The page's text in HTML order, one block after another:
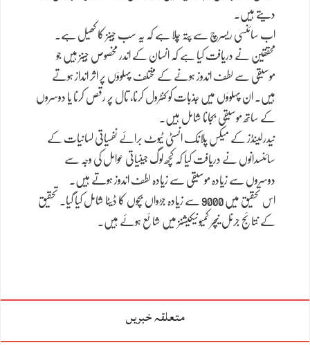
دیتے ہیں۔
اب سائنسی ریسرچ سے پتہ چلا ہے کہ یہ سب جینز کا کھیل ہے۔
محققین نے دریافت کیا ہے کہ انسان کے اندر مخصوص جینز ہیں جو
موسیقی سے لطف اندوز ہونے کے مختلف پہلوؤں پر اثر انداز ہوتے
ہیں۔ ان پہلوؤں میں جذبات کو کنٹرول کرنا، تال پر رقص کرنا یا دوسروں
کے ساتھ موسیقی بجانا شامل ہیں۔
نیدرلینڈز کے میکس پلانک انسٹی ٹیوٹ برائے نفسیاتی لسانیات کے
سائنسدانوں نے دریافت کیا کہ کچھ لوگ جینیاتی عوامل کی وجہ سے
دوسروں سے زیادہ موسیقی سے زیادہ لطف اندوز ہوتے ہیں۔
اس تحقیق میں 9000 سے زیادہ جڑواں بچوں کا ڈیٹا شامل کیا گیا۔ تحقیق
کے نتائج جرنل نیچر کمیونیکیشنز میں شائع ہوئے ہیں۔
متعلقہ خبریں